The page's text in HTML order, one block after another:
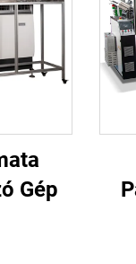
Gép